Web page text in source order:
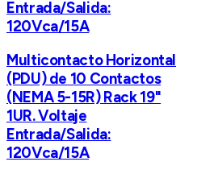
Entrada/Salida:
120Vca/15A
Multicontacto Horizontal
(PDU) de 10 Contactos
(NEMA 5-15R) Rack 19"
1UR. Voltaje
Entrada/Salida:
120Vca/15A